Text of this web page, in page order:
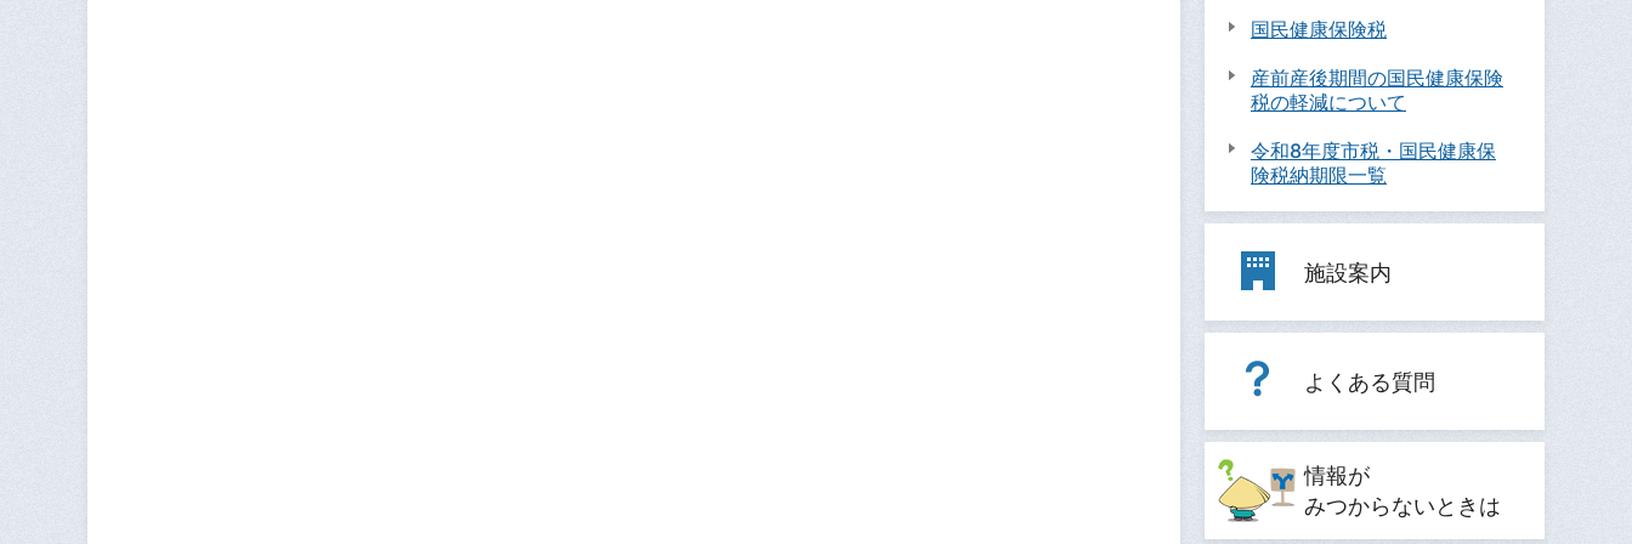
国民健康保険税
産前産後期間の国民健康保険
税の軽減について
令和8年度市税・国民健康保
険税納期限一覧
施設案内
よくある質問
情報が
みつからないときは